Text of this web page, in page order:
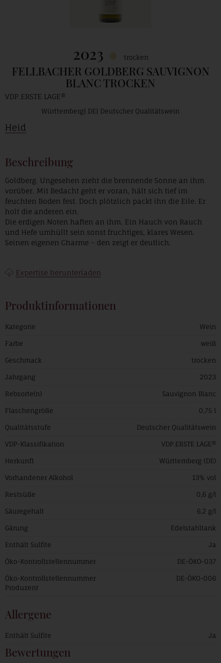
2023 trocken
FELLBACHER GOLDBERG SAUVIGNON
BLANC TROCKEN
VDP.ERSTE LAGE®
Württemberg DE Deutscher Qualitätswein
Heid
Beschreibung
Goldberg. Ungesehen zieht die brennende Sonne an ihm
vorüber. Mit Bedacht geht er voran, hält sich tief im
feuchten Boden fest. Doch plötzlich packt ihn die Eile. Er
holt die anderen ein.
Die erdigen Noten haften an ihm. Ein Hauch von Rauch
und Hefe umhüllt sein sonst fruchtiges, klares Wesen.
Seinen eigenen Charme – den zeigt er deutlich.
Expertise herunterladen
Produktinformationen
Kategorie Wein
Farbe weiß
Geschmack trocken
Jahrgang 2023
Rebsorte(n) Sauvignon Blanc
Flaschengröße 0,75 l
Qualitätsstufe Deutscher Qualitätswein
VDP-Klassifikation VDP.ERSTE LAGE®
Herkunft Württemberg (DE)
Vorhandener Alkohol 13% vol
Restsüße 0,6 g/l
Säuregehalt 6,2 g/l
Gärung Edelstahltank
Enthält Sulfite Ja
Öko-Kontrollstellennummer DE-ÖKO-037
Öko-Kontrollstellennummer
Produzent
DE-ÖKO-006
Allergene
Enthält Sulfite Ja
Bewertungen